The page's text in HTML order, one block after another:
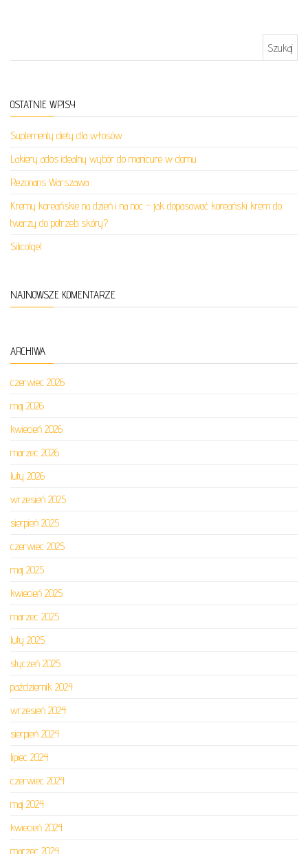
OSTATNIE WPISY
Suplementy diety dla włosów
Lakiery ados idealny wybór do manicure w domu
Rezonans Warszawa
Kremy koreańskie na dzień i na noc – jak dopasować koreański krem do
twarzy do potrzeb skóry?
Silicolgel
NAJNOWSZE KOMENTARZE
ARCHIWA
czerwiec 2026
maj 2026
kwiecień 2026
marzec 2026
luty 2026
wrzesień 2025
sierpień 2025
czerwiec 2025
maj 2025
kwiecień 2025
marzec 2025
luty 2025
styczeń 2025
październik 2024
wrzesień 2024
sierpień 2024
lipiec 2024
czerwiec 2024
maj 2024
kwiecień 2024
marzec 2024